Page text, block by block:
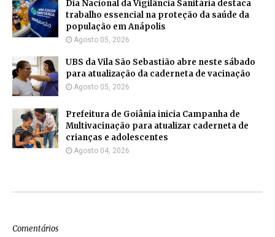
Dia Nacional da Vigilância Sanitária destaca
trabalho essencial na proteção da saúde da
população em Anápolis
Agosto 05, 2026
UBS da Vila São Sebastião abre neste sábado
para atualização da caderneta de vacinação
Agosto 05, 2026
Prefeitura de Goiânia inicia Campanha de
Multivacinação para atualizar caderneta de
crianças e adolescentes
Agosto 04, 2026
Comentários